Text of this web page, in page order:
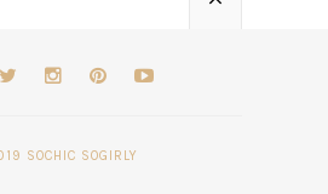
SOCHIC SOGIRLY